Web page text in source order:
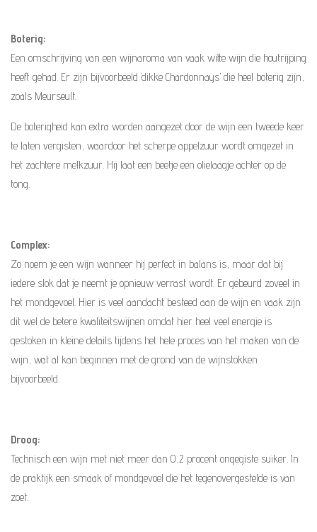
Boterig:
Een omschrijving van een wijnaroma van vaak witte wijn die houtrijping
heeft gehad. Er zijn bijvoorbeeld ‘dikke Chardonnays’ die heel boterig zijn,
zoals Meurseult.
De boterigheid kan extra worden aangezet door de wijn een tweede keer
te laten vergisten, waardoor het scherpe appelzuur wordt omgezet in
het zachtere melkzuur. Hij laat een beetje een olielaagje achter op de
tong.
Complex:
Zo noem je een wijn wanneer hij perfect in balans is, maar dat bij
iedere slok dat je neemt je opnieuw verrast wordt. Er gebeurd zoveel in
het mondgevoel. Hier is veel aandacht besteed aan de wijn en vaak zijn
dit wel de betere kwaliteitswijnen omdat hier heel veel energie is
gestoken in kleine details tijdens het hele proces van het maken van de
wijn, wat al kan beginnen met de grond van de wijnstokken
bijvoorbeeld.
Droog:
Technisch een wijn met niet meer dan 0,2 procent ongegiste suiker. In
de praktijk een smaak of mondgevoel die het tegenovergestelde is van
zoet.